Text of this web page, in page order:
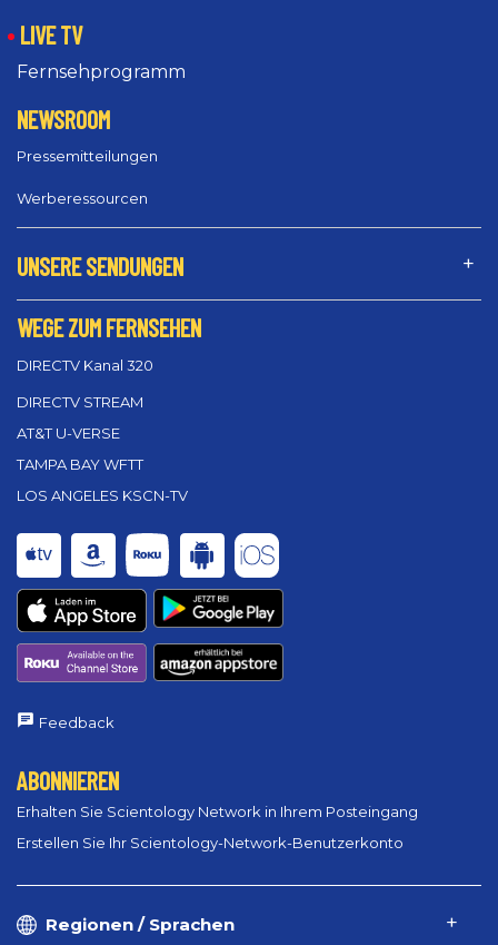
LIVE TV
Fernsehprogramm
NEWSROOM
Pressemitteilungen
Werberessourcen
UNSERE SENDUNGEN
WEGE ZUM FERNSEHEN
DIRECTV Kanal 320
DIRECTV STREAM
AT&T U-VERSE
TAMPA BAY WFTT
LOS ANGELES KSCN-TV
Feedback
ABONNIEREN
Erhalten Sie Scientology Network in Ihrem Posteingang
Erstellen Sie Ihr Scientology-Network-Benutzerkonto
Regionen / Sprachen